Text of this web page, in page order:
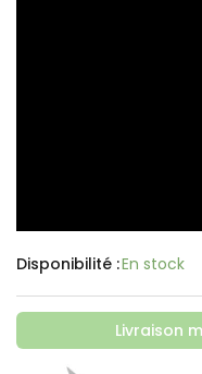
Disponibilité :En stock
Livraison